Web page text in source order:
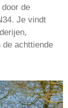
de
Je vindt
de achttiende